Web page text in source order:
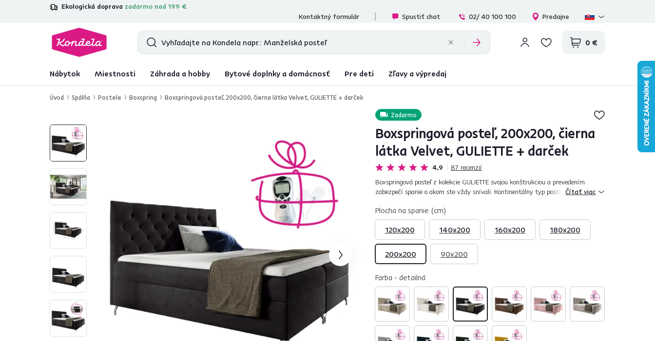
Ekologická doprava zadarmo nad 199 €
4,7 31 211overených produktových recenzií
Kontaktný formulár
Spustiť chat 02/ 40 100 100 Predajne
0 €
Nábytok Miestnosti Záhrada a hobby Bytové doplnky a domácnosť Pre deti Zľavy a výpredaj
Úvod Spálňa Postele Boxspring Boxspringová posteľ, 200x200, čierna látka Velvet, GULIETTE + darček
Zadarmo
Boxspringová posteľ, 200x200, čierna
látka Velvet, GULIETTE + darček
4,9 87 recenzií
Boxspringová posteľ z kolekcie GULIETTE svojou konštrukciou a prevedením
zabezpečí spanie o akom ste vždy snívali. Kontinentálny typ postele, ktorý je dnes
Čítať viac
Plocha na spanie (cm)
120x200
140x200 160x200 180x200
200x200 90x200
Farba - detailná